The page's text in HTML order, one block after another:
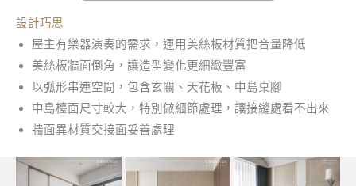
設計巧思
屋主有樂器演奏的需求，運用美絲板材質把音量降低
美絲板牆面倒角，讓造型變化更細緻豐富
以弧形串連空間，包含玄關、天花板、中島桌腳
中島檯面尺寸較大，特別做細節處理，讓接縫處看不出來
牆面異材質交接面妥善處理